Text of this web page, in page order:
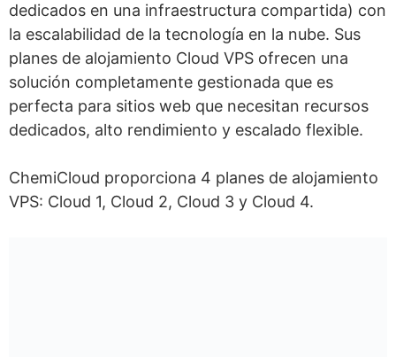
dedicados en una infraestructura compartida) con
la escalabilidad de la tecnología en la nube. Sus
planes de alojamiento Cloud VPS ofrecen una
solución completamente gestionada que es
perfecta para sitios web que necesitan recursos
dedicados, alto rendimiento y escalado flexible.
ChemiCloud proporciona 4 planes de alojamiento
VPS: Cloud 1, Cloud 2, Cloud 3 y Cloud 4.